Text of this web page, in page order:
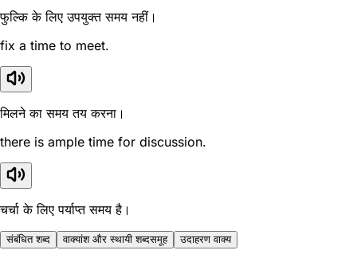
फुल्कि के लिए उपयुक्त समय नहीं।
fix a time to meet.
मिलने का समय तय करना।
there is ample time for discussion.
चर्चा के लिए पर्याप्त समय है।
संबंधित शब्द वाक्यांश और स्थायी शब्दसमूह उदाहरण वाक्य